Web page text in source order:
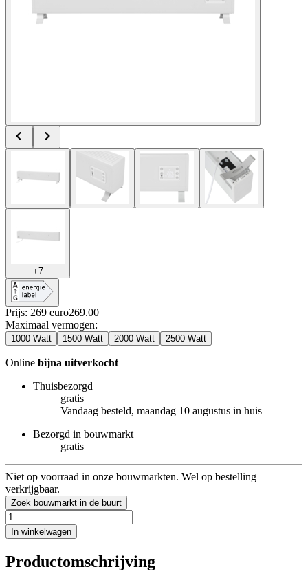
+7
Prijs: 269 euro269.00
Maximaal vermogen:
1000 Watt 1500 Watt 2000 Watt 2500 Watt
Online bijna uitverkocht
Thuisbezorgd
gratis
Vandaag besteld, maandag 10 augustus in huis
Bezorgd in bouwmarkt
gratis
Niet op voorraad in onze bouwmarkten. Wel op bestelling
verkrijgbaar.
Zoek bouwmarkt in de buurt
In winkelwagen
Productomschrijving